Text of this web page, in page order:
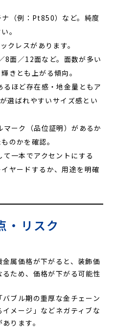
ナ（例：Pt850）など。純度
。
レスがあります。
8面／12面など。面数が多い
きとも上がる傾向。
るほど存在感・地金量ともア
選ばれやすいサイズ感とい
マーク（品位証明）があるか
のかを確認。
て一本でアクセントにする
ヤードするか、用途を明確
・リスク
属価格が下がると、装飾価
ため、価格が下がる可能性
ブル期の重厚な金チェーン
メージ」などネガティブな
ります。